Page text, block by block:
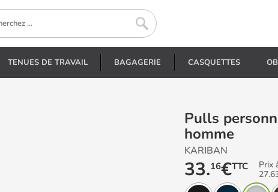
TENUES DE TRAVAIL BAGAGERIE CASQUETTES
Pulls personnalisés - K965 - Pull col V
homme
KARIBAN
33.16€TTC
Prix